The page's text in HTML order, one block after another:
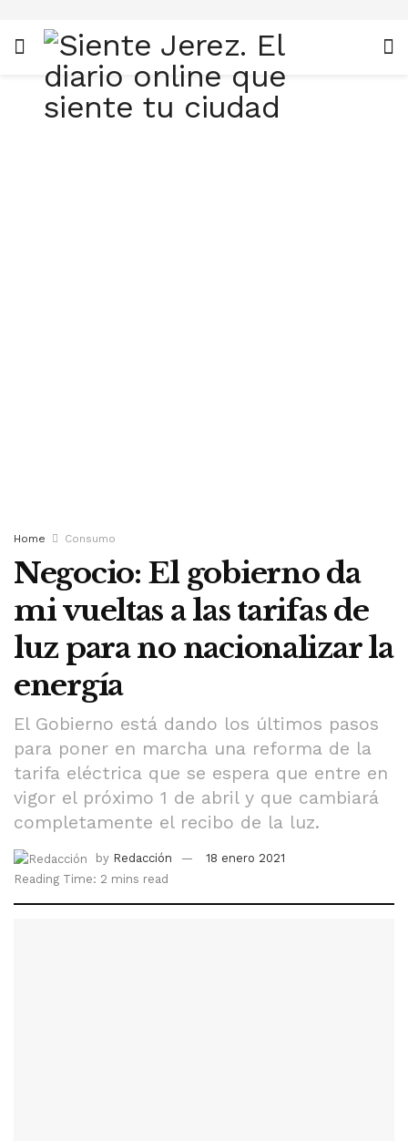
Home Consumo
Negocio: El gobierno da
mi vueltas a las tarifas de
luz para no nacionalizar la
energía
El Gobierno está dando los últimos pasos
para poner en marcha una reforma de la
tarifa eléctrica que se espera que entre en
vigor el próximo 1 de abril y que cambiará
completamente el recibo de la luz.
by Redacción
18 enero 2021
Reading Time: 2 mins read